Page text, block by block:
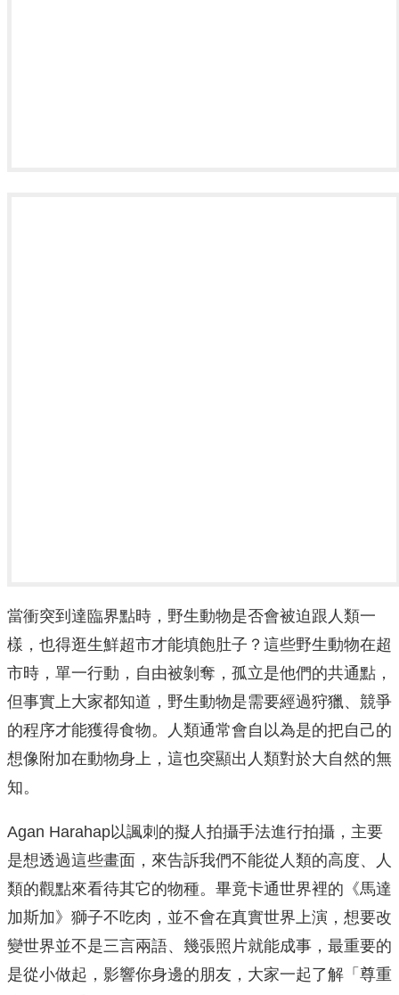
當衝突到達臨界點時，野生動物是否會被迫跟人類一
樣，也得逛生鮮超市才能填飽肚子？這些野生動物在超
市時，單一行動，自由被剝奪，孤立是他們的共通點，
但事實上大家都知道，野生動物是需要經過狩獵、競爭
的程序才能獲得食物。人類通常會自以為是的把自己的
想像附加在動物身上，這也突顯出人類對於大自然的無
知。
Agan Harahap以諷刺的擬人拍攝手法進行拍攝，主要
是想透過這些畫面，來告訴我們不能從人類的高度、人
類的觀點來看待其它的物種。畢竟卡通世界裡的《馬達
加斯加》獅子不吃肉，並不會在真實世界上演，想要改
變世界並不是三言兩語、幾張照片就能成事，最重要的
是從小做起，影響你身邊的朋友，大家一起了解「尊重